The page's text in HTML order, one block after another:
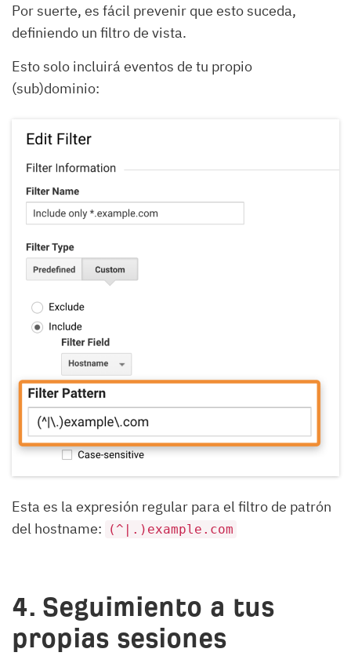
Por suerte, es fácil prevenir que esto suceda,
definiendo un filtro de vista.
Esto solo incluirá eventos de tu propio
(sub)dominio:
Esta es la expresión regular para el filtro de patrón
del hostname:
(^|.)example.com
4. Seguimiento a tus
propias sesiones